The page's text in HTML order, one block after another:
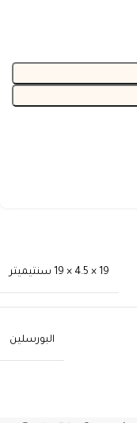
19 × 4.5 × 19 سنتيميتر
البورسلين